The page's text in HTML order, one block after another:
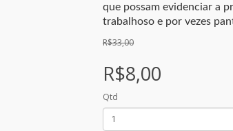
que possam evidenciar a
trabalhoso e por vezes
R$33,00
R$8,00
Qtd